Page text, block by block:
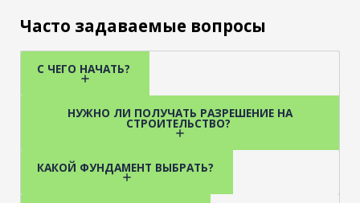
Часто задаваемые вопросы
С ЧЕГО НАЧАТЬ?
НУЖНО ЛИ ПОЛУЧАТЬ РАЗРЕШЕНИЕ НА
СТРОИТЕЛЬСТВО?
КАКОЙ ФУНДАМЕНТ ВЫБРАТЬ?